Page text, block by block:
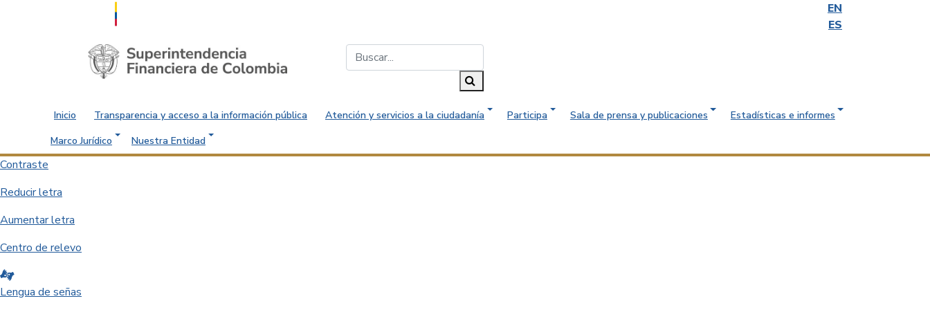
EN
ES
Saltar al contenido principal
Inicio Transparencia y acceso a la información pública Atención y servicios a la ciudadanía Participa Sala de prensa y publicaciones
Estadísticas e informes
Marco Jurídico
Nuestra Entidad
Contraste
Reducir letra
Aumentar letra
Centro de relevo
Lengua de señas